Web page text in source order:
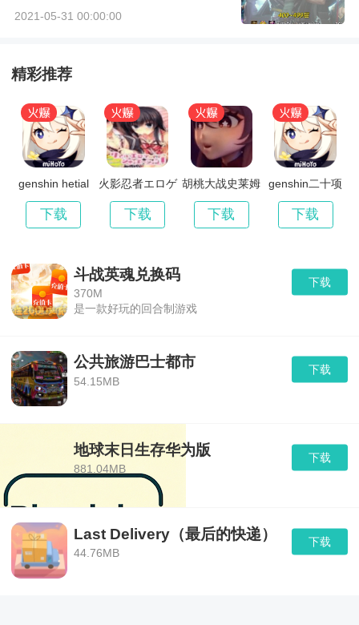
2021-05-31 00:00:00
精彩推荐
genshin hetial
下载
火影忍者エロゲ
下载
胡桃大战史莱姆
下载
genshin二十项
下载
斗战英魂兑换码
370M
下载
是一款好玩的回合制游戏
公共旅游巴士都市
54.15MB
下载
地球末日生存华为版
881.04MB
下载
Last Delivery（最后的快递）
44.76MB
下载